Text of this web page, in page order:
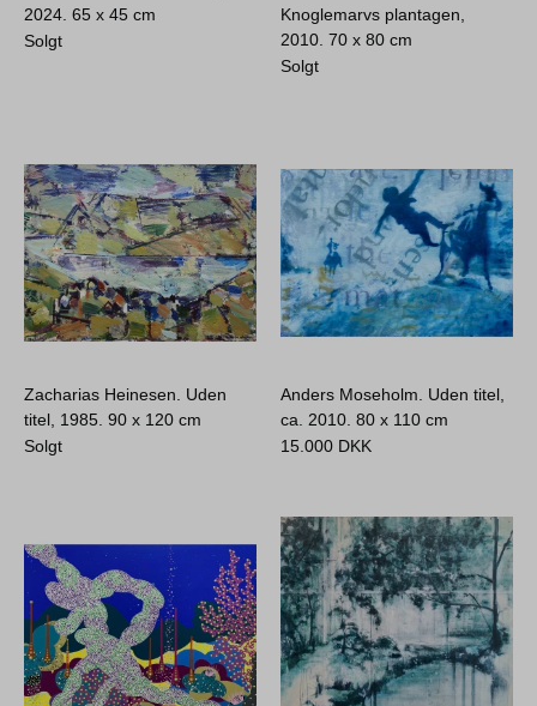
2024.65 x 45 cm
Solgt
Knoglemarvs plantagen,
2010.70 x 80 cm
Solgt
Zacharias Heinesen. Uden
titel, 1985.90 x 120 cm
Solgt
Anders Moseholm. Uden titel,
ca. 2010.80 x 110 cm
15.000 DKK